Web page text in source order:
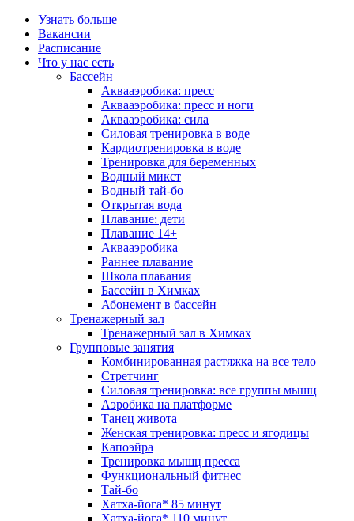
Узнать больше
Вакансии
Расписание
Что у нас есть
Бассейн
Аквааэробика: пресс
Аквааэробика: пресс и ноги
Аквааэробика: сила
Силовая тренировка в воде
Кардиотренировка в воде
Тренировка для беременных
Водный микст
Водный тай-бо
Открытая вода
Плавание: дети
Плавание 14+
Аквааэробика
Раннее плавание
Школа плавания
Бассейн в Химках
Абонемент в бассейн
Тренажерный зал
Тренажерный зал в Химках
Групповые занятия
Комбинированная растяжка на все тело
Стретчинг
Силовая тренировка: все группы мышц
Аэробика на платформе
Танец живота
Женская тренировка: пресс и ягодицы
Капоэйра
Тренировка мышц пресса
Функциональный фитнес
Тай-бо
Хатха-йога* 85 минут